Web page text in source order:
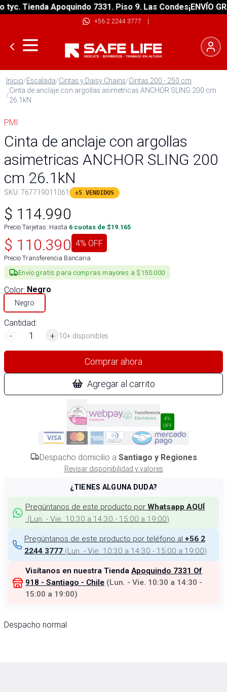
Tienda Apoquindo 7331. Piso 9. Las Condes¡ENVÍO
+56 2 2244 3777 |
Inicio/Escalada/Cintas y Daisy Chains/Cintas 200 - 250 cm
/
Cinta de anclaje con argollas asimetricas ANCHOR SLING 200 cm
26.1kN
PMI
Cinta de anclaje con argollas
asimetricas ANCHOR SLING 200
cm 26.1kN
SKU: 767719011061 +5 VENDIDOS
$ 114.990
Precio Tarjetas: Hasta 6 cuotas de $19.165
$ 110.390 4% OFF
Precio Transferencia Bancaria
Envío gratis para compras mayores a $150.000
Color: Negro
Negro
Cantidad:
-
+ 10+ disponibles
Comprar ahora
Agregar al carrito
4%
OFF
Despacho domicilio a Santiago y Regiones
Revisar disponibilidad y valores
¿TIENES ALGUNA DUDA?
Pregúntanos de este producto por Whatsapp AQUÍ
(Lun. - Vie. 10:30 a 14:30 - 15:00 a 19:00)
Pregúntanos de este producto por teléfono al +56 2
2244 3777 (Lun. - Vie. 10:30 a 14:30 - 15:00 a 19:00)
Visítanos en nuestra Tienda Apoquindo 7331 Of
918 - Santiago - Chile (Lun. - Vie. 10:30 a 14:30 -
15:00 a 19:00)
Despacho normal